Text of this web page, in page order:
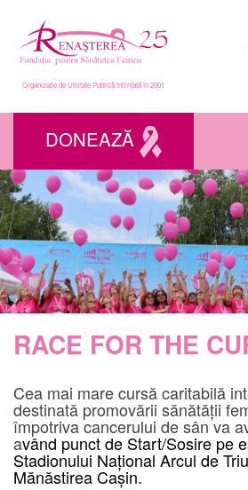
Organizație de Utilitate Publică înființată în 2001
DONEAZĂ
RACE FOR THE
Cea mai mare cursă caritabilă
destinată promovării sănătății
împotriva cancerului de sân va
având punct de Start/Sosire pe
Stadionului Național Arcul de
Mănăstirea Cașin.